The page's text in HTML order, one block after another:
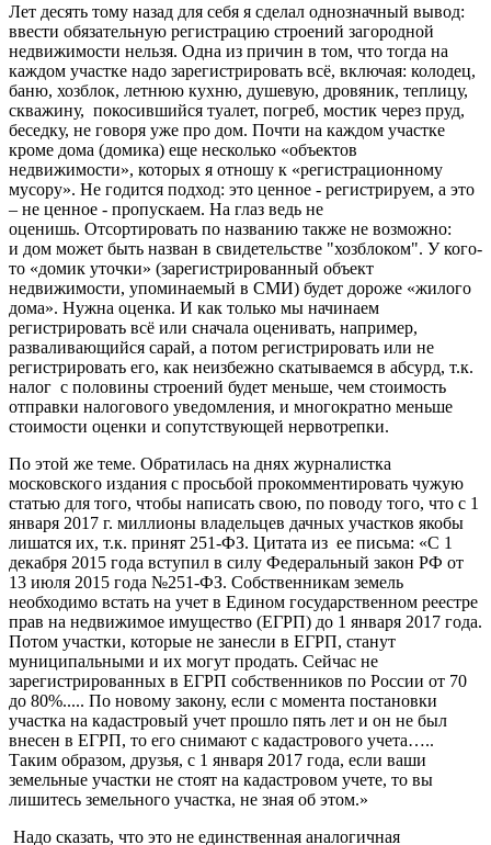
Лет десять тому назад для себя я сделал однозначный вывод:
ввести обязательную регистрацию строений загородной
недвижимости нельзя. Одна из причин в том, что тогда на
каждом участке надо зарегистрировать всё, включая: колодец,
баню, хозблок, летнюю кухню, душевую, дровяник, теплицу,
скважину, покосившийся туалет, погреб, мостик через пруд,
беседку, не говоря уже про дом. Почти на каждом участке
кроме дома (домика) еще несколько «объектов
недвижимости», которых я отношу к «регистрационному
мусору». Не годится подход: это ценное - регистрируем, а это
– не ценное - пропускаем. На глаз ведь не
оценишь. Отсортировать по названию также не возможно:
и дом может быть назван в свидетельстве "хозблоком". У кого-
то «домик уточки» (зарегистрированный объект
недвижимости, упоминаемый в СМИ) будет дороже «жилого
дома». Нужна оценка. И как только мы начинаем
регистрировать всё или сначала оценивать, например,
разваливающийся сарай, а потом регистрировать или не
регистрировать его, как неизбежно скатываемся в абсурд, т.к.
налог с половины строений будет меньше, чем стоимость
отправки налогового уведомления, и многократно меньше
стоимости оценки и сопутствующей нервотрепки.
По этой же теме. Обратилась на днях журналистка
московского издания с просьбой прокомментировать чужую
статью для того, чтобы написать свою, по поводу того, что с 1
января 2017 г. миллионы владельцев дачных участков якобы
лишатся их, т.к. принят 251-ФЗ. Цитата из ее письма: «С 1
декабря 2015 года вступил в силу Федеральный закон РФ от
13 июля 2015 года №251-ФЗ. Собственникам земель
необходимо встать на учет в Едином государственном реестре
прав на недвижимое имущество (ЕГРП) до 1 января 2017 года.
Потом участки, которые не занесли в ЕГРП, станут
муниципальными и их могут продать. Сейчас не
зарегистрированных в ЕГРП собственников по России от 70
до 80%..... По новому закону, если с момента постановки
участка на кадастровый учет прошло пять лет и он не был
внесен в ЕГРП, то его снимают с кадастрового учета…..
Таким образом, друзья, с 1 января 2017 года, если ваши
земельные участки не стоят на кадастровом учете, то вы
лишитесь земельного участка, не зная об этом.»
Надо сказать, что это не единственная аналогичная